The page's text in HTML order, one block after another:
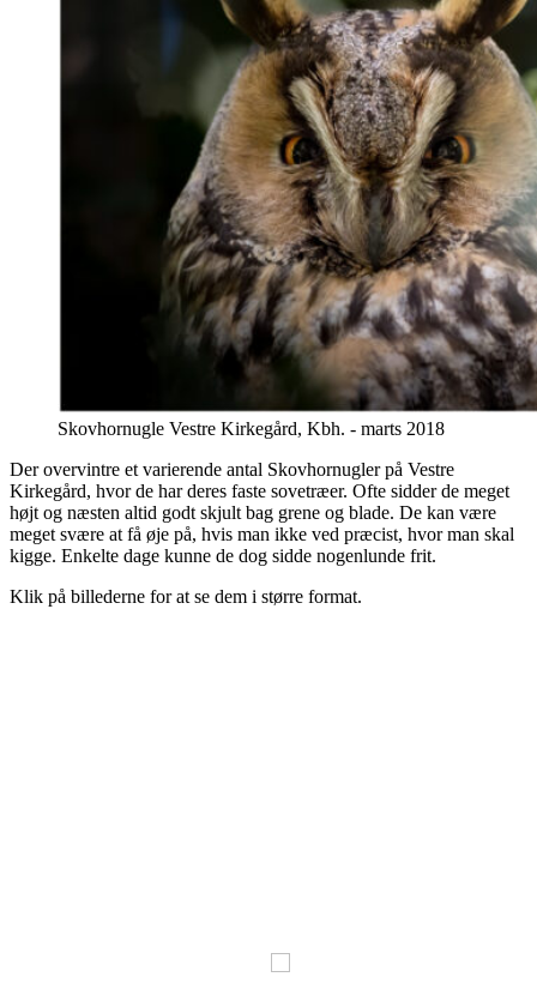
Skovhornugle Vestre Kirkegård, Kbh. - marts 2018
Der overvintre et varierende antal Skovhornugler på Vestre
Kirkegård, hvor de har deres faste sovetræer. Ofte sidder de meget
højt og næsten altid godt skjult bag grene og blade. De kan være
meget svære at få øje på, hvis man ikke ved præcist, hvor man skal
kigge. Enkelte dage kunne de dog sidde nogenlunde frit.
Klik på billederne for at se dem i større format.